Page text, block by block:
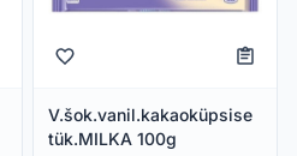
V.šok.vanil.kakaoküpsise
tük.MILKA 100g